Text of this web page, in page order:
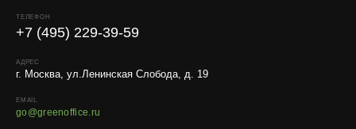
ТЕЛЕФОН
+7 (495) 229-39-59
АДРЕС
г. Москва, ул.Ленинская Слобода, д. 19
EMAIL
go@greenoffice.ru